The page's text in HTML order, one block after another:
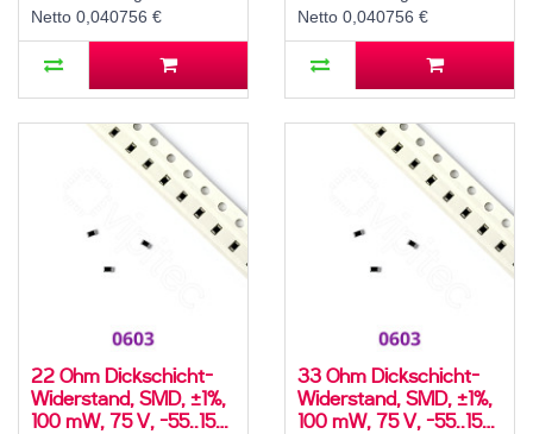
Netto 0,040756 €
Netto 0,040756 €
22 Ohm Dickschicht-
Widerstand, SMD, ±1%,
100 mW, 75 V, -55..155
33 Ohm Dickschicht-
Widerstand, SMD, ±1%,
100 mW, 75 V, -55..155